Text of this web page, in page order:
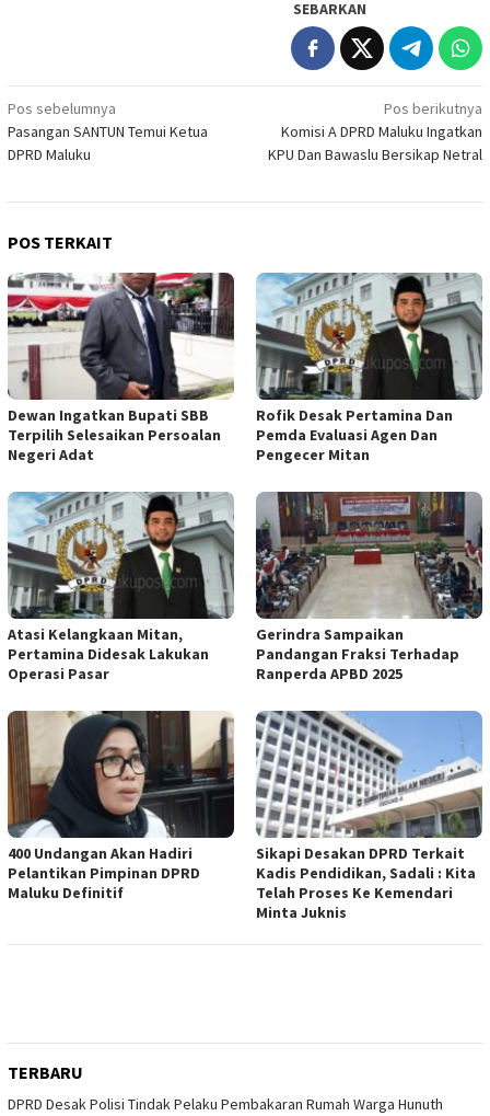
SEBARKAN
Navigasi
pos
Pos sebelumnya
Pasangan SANTUN Temui Ketua
DPRD Maluku
Pos berikutnya
Komisi A DPRD Maluku Ingatkan
KPU Dan Bawaslu Bersikap Netral
POS TERKAIT
Dewan Ingatkan Bupati SBB
Terpilih Selesaikan Persoalan
Negeri Adat
Rofik Desak Pertamina Dan
Pemda Evaluasi Agen Dan
Pengecer Mitan
Atasi Kelangkaan Mitan,
Pertamina Didesak Lakukan
Operasi Pasar
Gerindra Sampaikan
Pandangan Fraksi Terhadap
Ranperda APBD 2025
400 Undangan Akan Hadiri
Pelantikan Pimpinan DPRD
Maluku Definitif
Sikapi Desakan DPRD Terkait
Kadis Pendidikan, Sadali : Kita
Telah Proses Ke Kemendari
Minta Juknis
TERBARU
DPRD Desak Polisi Tindak Pelaku Pembakaran Rumah Warga Hunuth